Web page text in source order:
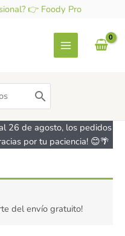
👉 Foody Pro
26 de agosto, los pedidos
por tu paciencia! 😊🌴
del envío gratuito!